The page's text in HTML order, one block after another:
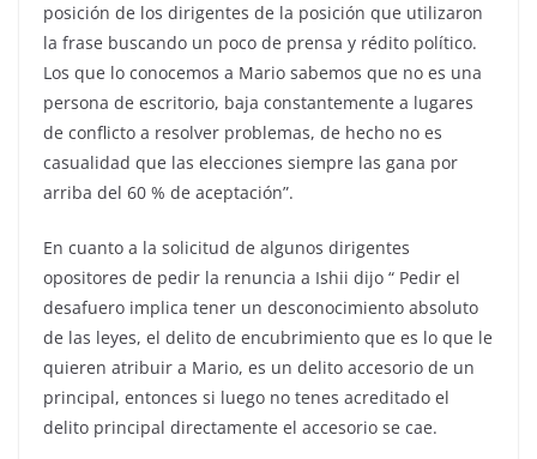
posición de los dirigentes de la posición que utilizaron
la frase buscando un poco de prensa y rédito político.
Los que lo conocemos a Mario sabemos que no es una
persona de escritorio, baja constantemente a lugares
de conflicto a resolver problemas, de hecho no es
casualidad que las elecciones siempre las gana por
arriba del 60 % de aceptación”.
En cuanto a la solicitud de algunos dirigentes
opositores de pedir la renuncia a Ishii dijo “ Pedir el
desafuero implica tener un desconocimiento absoluto
de las leyes, el delito de encubrimiento que es lo que le
quieren atribuir a Mario, es un delito accesorio de un
principal, entonces si luego no tenes acreditado el
delito principal directamente el accesorio se cae.